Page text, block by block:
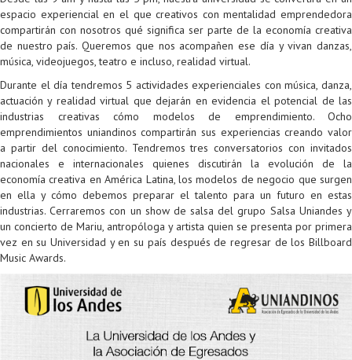
espacio experiencial en el que creativos con mentalidad emprendedora
compartirán con nosotros qué significa ser parte de la economía creativa
de nuestro país. Queremos que nos acompañen ese día y vivan danzas,
música, videojuegos, teatro e incluso, realidad virtual.
Durante el día tendremos 5 actividades experienciales con música, danza,
actuación y realidad virtual que dejarán en evidencia el potencial de las
industrias creativas cómo modelos de emprendimiento. Ocho
emprendimientos uniandinos compartirán sus experiencias creando valor
a partir del conocimiento. Tendremos tres conversatorios con invitados
nacionales e internacionales quienes discutirán la evolución de la
economía creativa en América Latina, los modelos de negocio que surgen
en ella y cómo debemos preparar el talento para un futuro en estas
industrias. Cerraremos con un show de salsa del grupo Salsa Uniandes y
un concierto de Mariu, antropóloga y artista quien se presenta por primera
vez en su Universidad y en su país después de regresar de los Billboard
Music Awards.
Convocatoria ISIS
Convocatoria IA
Oportunidades
Información general
Opciones académicas
TI en las Organizaciones
Computación Visual
Matemática computacional
Profesores
Acreditaciones
Internacionalización
Cursos electivos
Electivas reguladas
Electivas profesionales
Electivas profesionales en otros departamentos
Oferta de cursos periodo intersemestral
Procesos administrativos
Consejería
Doble programa
Doble titulación
Examen Saber Pro
Práctica académica
Práctica social
Movilidad Estudiantil (Intercambio)
Reingreso
Reintegro
Retiro Voluntario
Aplazamiento
Trasnferencia Interna
Intercambio Is-Link
Grado
Reglamento General de Estudiantes de Maestría RGEMa
Bienestar institucional
Oferta de cursos
Convocatorias
Maestría en Gerencia de Tecnologías de Información (MAIT)
Maestría en Arquitectura de Tecnologías de Información
(MATI)
Maestría en Biología Computacional (MBC)
Maestría en Tecnologías de Información para el Negocio
(MBIT)
Maestría en Seguridad de la Información (MESI)
Maestría en Ingeniería de Información (MINE)
Maestría en Ingeniería de Software (MISO)
Escuela Internacional de Verano
Instructores
Asistentes Postdoctorales
Profesores Adjuntos
Coordinadores generales
Coordinadores de programa
Gestores
Personal de apoyo
Personal de laboratorios
Ofertas Laborales
Emprendedores e Innovadores
TICSw
Colaboratorio de Interacción, Visualización, Robótica y Sistemas
Autónomos
Laboratorio de Arquitecturas Empresariales
Laboratorio de Conectividad y Redes
Laboratorio de Computación Móvil
Laboratorio de Informática Forense
Laboratorio de Ingeniería de Información - Códice
Laboratorios de Propósito General
Sala de Video Juegos
Protocolo de bioseguridad